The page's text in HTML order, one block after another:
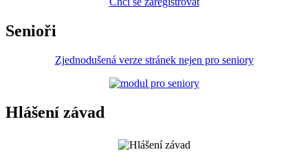
Senioři
Zjednodušená verze stránek nejen pro seniory
Hlášení závad